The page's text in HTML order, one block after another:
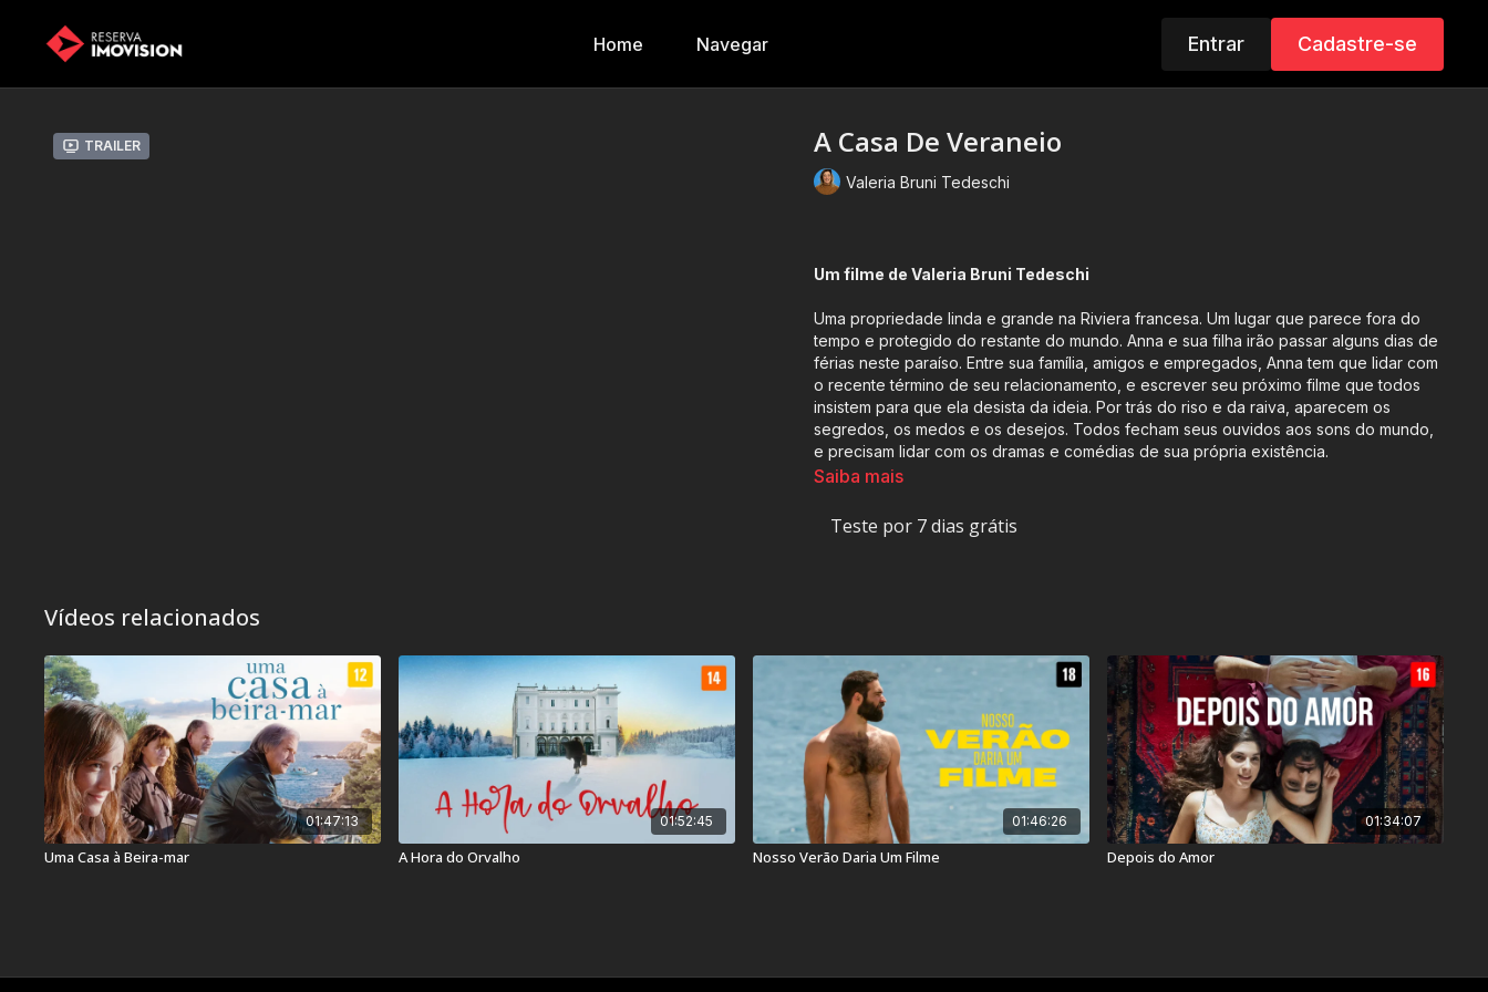
Home Navegar Entrar Cadastre-se
Trailer A Casa De Veraneio
Valeria Bruni Tedeschi
Um filme de Valeria Bruni Tedeschi
Uma propriedade linda e grande na Riviera francesa. Um lugar que parece fora do
tempo e protegido do restante do mundo. Anna e sua filha irão passar alguns dias de
férias neste paraíso. Entre sua família, amigos e empregados, Anna tem que lidar com
o recente término de seu relacionamento, e escrever seu próximo filme que todos
insistem para que ela desista da ideia. Por trás do riso e da raiva, aparecem os
segredos, os medos e os desejos. Todos fecham seus ouvidos aos sons do mundo,
e precisam lidar com os dramas e comédias de sua própria existência.
Classificação Indicativa:
Título Original: Les Estivants
Duração: 127 min
Ano de lançamento: 2018
País: França, Itália
Saiba mais
Teste por 7 dias grátis
Vídeos relacionados
01:47:13
Uma Casa à Beira-mar
01:52:45
A Hora do Orvalho
01:46:26
Nosso Verão Daria Um Filme
01:34:07
Depois do Amor